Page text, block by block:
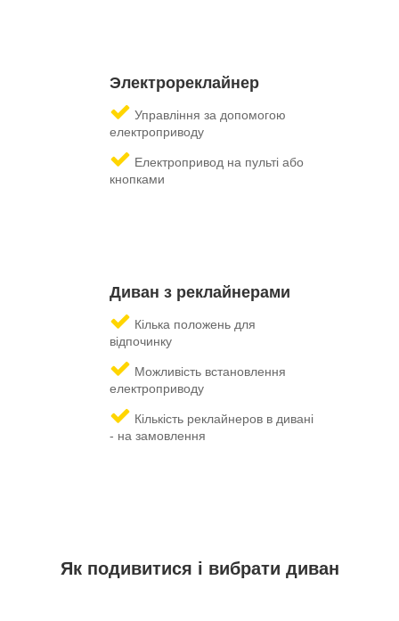
Электрореклайнер
Управління за допомогою
електроприводу
Електропривод на пульті або
кнопками
Диван з реклайнерами
Кілька положень для
відпочинку
Можливість встановлення
електроприводу
Кількість реклайнеров в дивані
- на замовлення
Як подивитися і вибрати диван